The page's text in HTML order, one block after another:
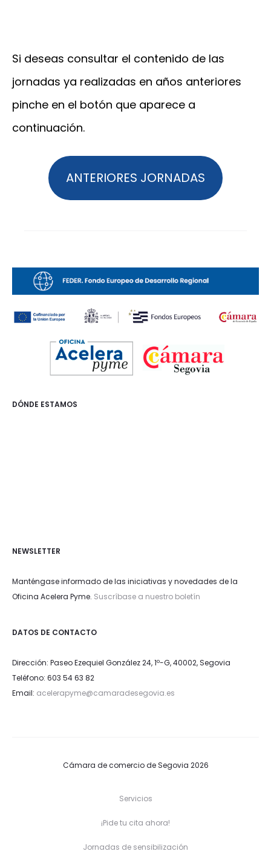
Si deseas consultar el contenido de las
jornadas ya realizadas en años anteriores
pinche en el botón que aparece a
continuación.
ANTERIORES JORNADAS
DÓNDE ESTAMOS
NEWSLETTER
Manténgase informado de las iniciativas y novedades de la
Oficina Acelera Pyme. Suscríbase a nuestro boletín
DATOS DE CONTACTO
Dirección: Paseo Ezequiel González 24, 1º-G, 40002, Segovia
Teléfono: 603 54 63 82
Email: acelerapyme@camaradesegovia.es
Cámara de comercio de Segovia 2026
Servicios
¡Pide tu cita ahora!
Jornadas de sensibilización